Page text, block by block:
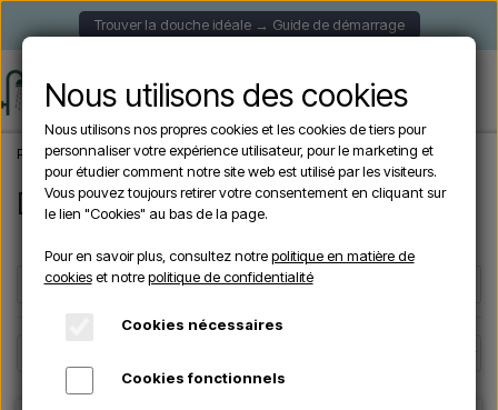
Trouver la douche idéale → Guide de démarrage
Page d'accueil Douche de Jardin Douches murales
Douches murales
Filtres
Nous utilisons des cookies
Nous utilisons nos propres cookies et les cookies de tiers pour
personnaliser votre expérience utilisateur, pour le marketing et
pour étudier comment notre site web est utilisé par les visiteurs.
Vous pouvez toujours retirer votre consentement en cliquant sur
le lien "Cookies" au bas de la page.
Pour en savoir plus, consultez notrepolitique en matière de
cookieset notrepolitique de confidentialité
Cookies nécessaires
Cookies fonctionnels